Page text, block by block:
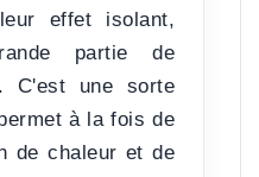
effet isolant,
partie de
. C'est une sorte
à la fois de
de chaleur et de